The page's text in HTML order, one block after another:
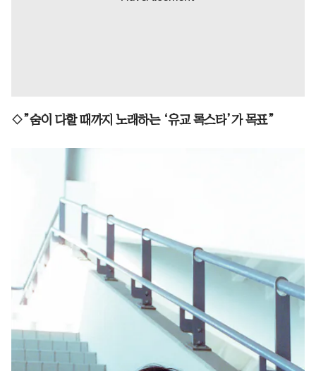
◇”숨이 다할 때까지 노래하는 ‘유교 록스타’가 목표”